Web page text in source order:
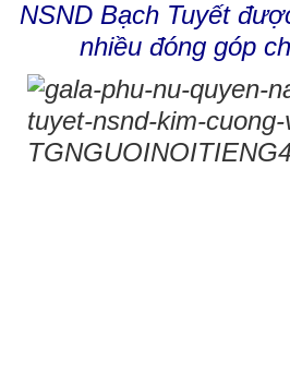
NSND Bạch Tuyết
nhiều đóng góp